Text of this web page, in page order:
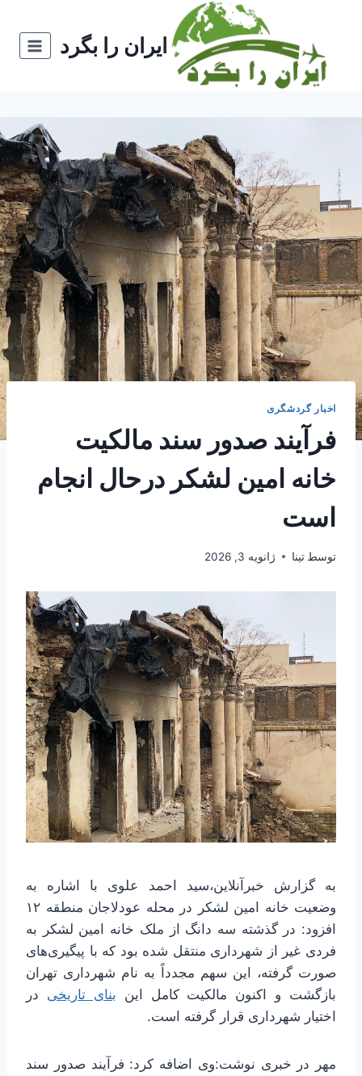
ایران را بگرد
اخبار گردشگری
فرآیند صدور سند مالکیت
خانه امین لشکر درحال انجام
است
توسط تینا ژانویه 3, 2026
به گزارش خبرآنلاین،سید احمد علوی با اشاره به
وضعیت خانه امین لشکر در محله عودلاجان منطقه ۱۲
افزود: در گذشته سه دانگ از ملک خانه امین لشکر به
فردی غیر از شهرداری منتقل شده بود که با پیگیری‌های
صورت گرفته، این سهم مجدداً به نام شهرداری تهران
بازگشت و اکنون مالکیت کامل این بنای تاریخی در
اختیار شهرداری قرار گرفته است.
مهر در خبری نوشت:وی اضافه کرد: فرآیند صدور سند